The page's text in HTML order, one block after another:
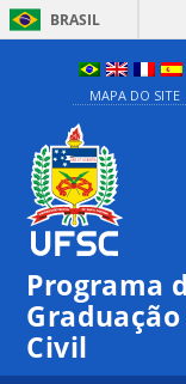
BRASIL
MAPA DO SITE
Programa
Civil